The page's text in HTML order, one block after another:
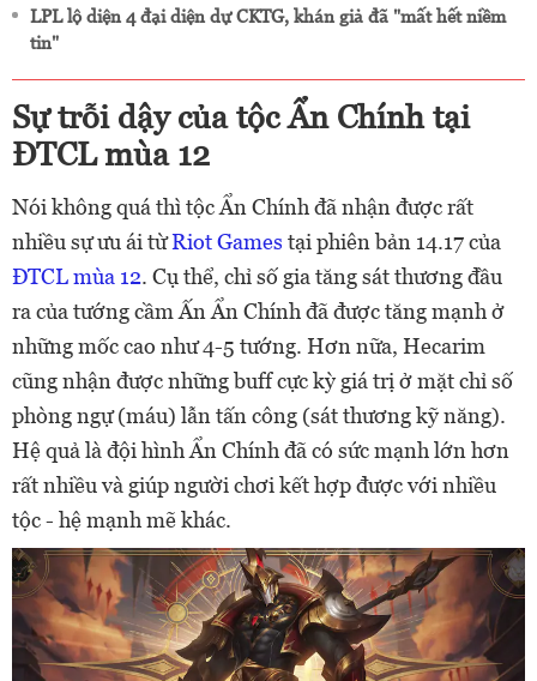
LPL lộ diện 4 đại diện dự CKTG, khán giả đã "mất hết niềm
tin"
Sự trỗi dậy của tộc Ẩn Chính tại
ĐTCL mùa 12
Nói không quá thì tộc Ẩn Chính đã nhận được rất
nhiều sự ưu ái từRiot Games tại phiên bản 14.17 của
ĐTCL mùa 12. Cụ thể, chỉ số gia tăng sát thương đầu
ra của tướng cầm Ấn Ẩn Chính đã được tăng mạnh ở
những mốc cao như 4-5 tướng. Hơn nữa, Hecarim
cũng nhận được những buff cực kỳ giá trị ở mặt chỉ số
phòng ngự (máu) lẫn tấn công (sát thương kỹ năng).
Hệ quả là đội hình Ẩn Chính đã có sức mạnh lớn hơn
rất nhiều và giúp người chơi kết hợp được với nhiều
tộc - hệ mạnh mẽ khác.